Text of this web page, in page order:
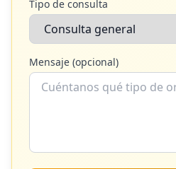
Tipo de consulta
Mensaje (opcional)